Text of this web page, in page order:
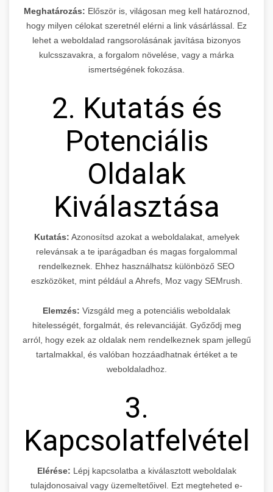
Meghatározás: Először is, világosan meg kell határoznod,
hogy milyen célokat szeretnél elérni a link vásárlással. Ez
lehet a weboldalad rangsorolásának javítása bizonyos
kulcsszavakra, a forgalom növelése, vagy a márka
ismertségének fokozása.
2. Kutatás és
Potenciális
Oldalak
Kiválasztása
Kutatás: Azonosítsd azokat a weboldalakat, amelyek
relevánsak a te iparágadban és magas forgalommal
rendelkeznek. Ehhez használhatsz különböző SEO
eszközöket, mint például a Ahrefs, Moz vagy SEMrush.
Elemzés: Vizsgáld meg a potenciális weboldalak
hitelességét, forgalmát, és relevanciáját. Győződj meg
arról, hogy ezek az oldalak nem rendelkeznek spam jellegű
tartalmakkal, és valóban hozzáadhatnak értéket a te
weboldaladhoz.
3.
Kapcsolatfelvétel
Elérése: Lépj kapcsolatba a kiválasztott weboldalak
tulajdonosaival vagy üzemeltetőivel. Ezt megteheted e-